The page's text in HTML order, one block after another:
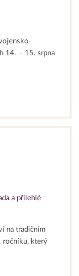
14. – 15. srpna
a přilehlé
na tradičním
ročníku, který